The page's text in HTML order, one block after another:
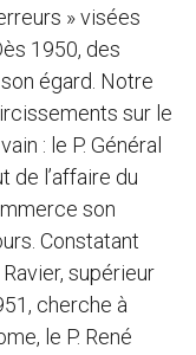
» visées
1950, des
égard. Notre
sur le
: le P. Général
de l’affaire du
son
Constatant
Ravier, supérieur
cherche à
le P. René